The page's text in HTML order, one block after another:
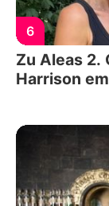
6
Zu Aleas 2.
Harrison